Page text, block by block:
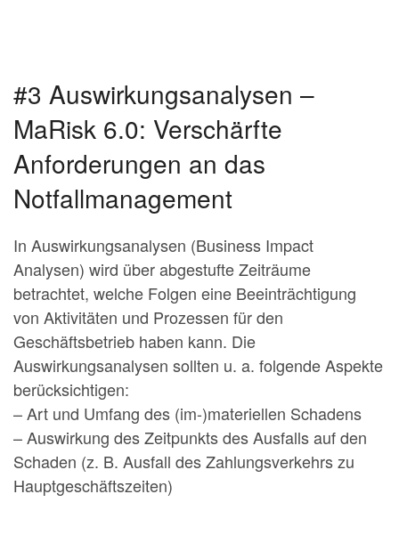
#3 Auswirkungsanalysen –
MaRisk 6.0: Verschärfte
Anforderungen an das
Notfallmanagement
In Auswirkungsanalysen (Business Impact
Analysen) wird über abgestufte Zeiträume
betrachtet, welche Folgen eine Beeinträchtigung
von Aktivitäten und Prozessen für den
Geschäftsbetrieb haben kann. Die
Auswirkungsanalysen sollten u. a. folgende Aspekte
berücksichtigen:
– Art und Umfang des (im-)materiellen Schadens
– Auswirkung des Zeitpunkts des Ausfalls auf den
Schaden (z. B. Ausfall des Zahlungsverkehrs zu
Hauptgeschäftszeiten)